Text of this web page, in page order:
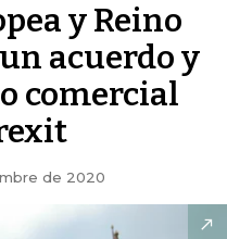
y Reino
acuerdo y
comercial
de 2020